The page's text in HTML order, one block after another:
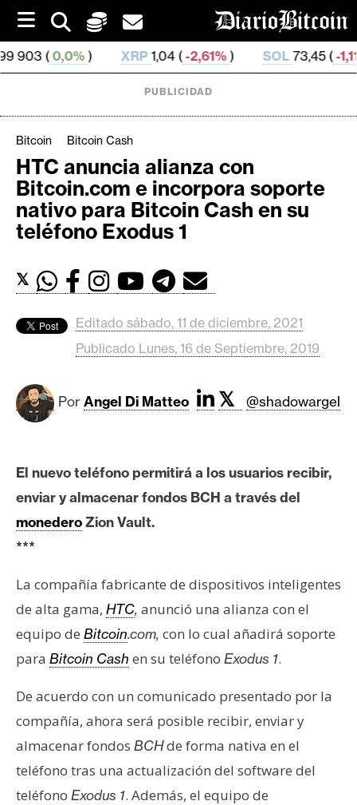
i
p
t
o
) XRP1,04 ( -2,61%) SOL73,45 (-1,11%)
C
r
i
p
o
M
e
r
d
B
i
t
i
n
E
t
e
r
e
u
PUBLICIDAD
Bitcoin Bitcoin Cash
HTC anuncia alianza con
Bitcoin.com e incorpora soporte
nativo para Bitcoin Cash en su
teléfono Exodus 1
𝕏
Editado sábado, 11 de diciembre, 2021
Publicado Lunes, 16 de Septiembre, 2019
Por Angel Di Matteo 𝕏 @shadowargel
El nuevo teléfono permitirá a los usuarios recibir,
enviar y almacenar fondos BCH a través del
monederoZion Vault.
***
La compañía fabricante de dispositivos inteligentes
de alta gama, HTC, anunció una alianza con el
equipo de Bitcoin.com, con lo cual añadirá soporte
para Bitcoin Cash en su teléfono Exodus 1.
De acuerdo con un comunicado presentado por la
compañía, ahora será posible recibir, enviar y
almacenar fondos BCHde forma nativa en el
teléfono tras una actualización del software del
teléfono Exodus 1. Además, el equipo de